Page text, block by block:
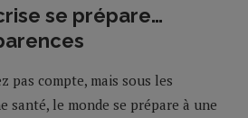
se prépare…
pas compte, mais sous les
santé, le monde se prépare à une